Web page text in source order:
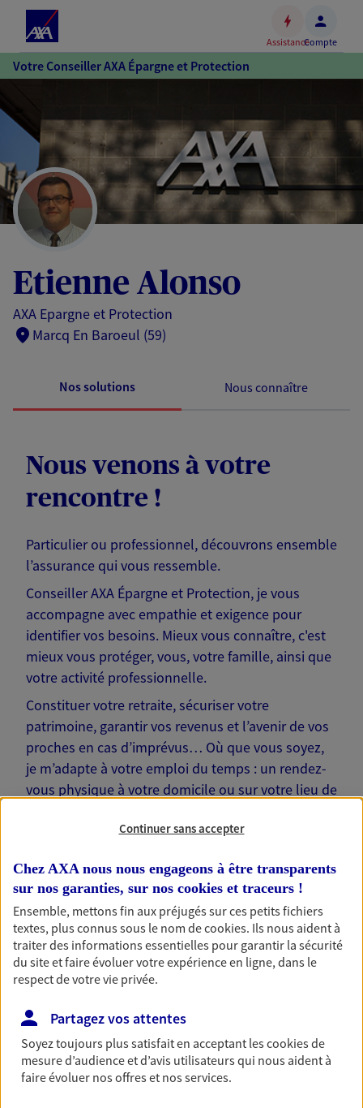
Accéder
au
Accéder
au
pied
de
page
AssistanceCompte
Votre Conseiller AXA Épargne et Protection
Etienne Alonso
AXA Epargne et Protection
Marcq En Baroeul (59)
Nos solutions Nous connaître
Nous venons à votre
rencontre !
Particulier ou professionnel, découvrons ensemble
l’assurance qui vous ressemble.
Conseiller AXA Épargne et Protection, je vous
accompagne avec empathie et exigence pour
identifier vos besoins. Mieux vous connaître, c'est
mieux vous protéger, vous, votre famille, ainsi que
votre activité professionnelle.
Constituer votre retraite, sécuriser votre
patrimoine, garantir vos revenus et l’avenir de vos
proches en cas d’imprévus… Où que vous soyez,
je m’adapte à votre emploi du temps : un rendez-
vous physique à votre domicile ou sur votre lieu de
Nos offres phares
Réalisez vos projets grâce à votre épargne : achat
immobilier, études des enfants ou voyage autour
du monde… Épargnez à votre rythme et
simplement, selon votre profil.
Continuer sans accepter
Chez AXA nous nous engageons à être transparents
sur nos garanties, sur nos cookies et traceurs !
Ensemble, mettons fin aux préjugés sur ces petits fichiers
textes, plus connus sous le nom decookies. Ils nous aident à
traiter des informations essentielles pour garantir la sécurité
du site et faire évoluer votre expérience en ligne, dans le
respect de votre vie privée.
Partagez vos attentes
Soyez toujours plus satisfait en acceptant lescookiesde
mesure d’audience et d’avis utilisateurs qui nous aident à
faire évoluer nos offres et nos services.